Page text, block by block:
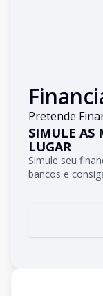
Pretende
SIMULE AS
LUGAR
Simule seu
bancos e